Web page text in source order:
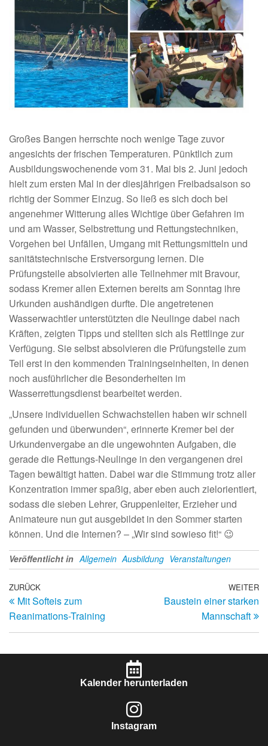
Großes Bangen herrschte noch wenige Tage zuvor
angesichts der frischen Temperaturen. Pünktlich zum
Ausbildungswochenende vom 31. Mai bis 2. Juni jedoch
hielt zum ersten Mal in der diesjährigen Freibadsaison so
richtig der Sommer Einzug. So ließ es sich doch bei
angenehmer Witterung alles Wichtige über Gefahren im
und am Wasser, Selbstrettung und Rettungstechniken,
Vorgehen bei Unfällen, Umgang mit Rettungsmitteln und
sanitätstechnische Erstversorgung lernen. Die
Prüfungsteile absolvierten alle Teilnehmer mit Bravour,
sodass Kremer allen Externen bereits am Sonntag ihre
Urkunden aushändigen durfte. Die angetretenen
Wasserwachtler unterstützten die Neulinge dabei nach
Kräften, zeigten Tipps und stellten sich als Rettlinge zur
Verfügung. Sie selbst absolvieren die Prüfungsteile zum
Teil erst in den kommenden Trainingseinheiten, in denen
noch ausführlicher die Besonderheiten im
Wasserrettungsdienst bearbeitet werden.
„Unsere individuellen Schwachstellen haben wir schnell
gefunden und überwunden“, erinnerte Kremer bei der
Urkundenvergabe an die ungewohnten Aufgaben, die
gerade die Rettungs-Neulinge in den vergangenen drei
Tagen bewältigt hatten. Dabei war die Stimmung trotz aller
Konzentration immer spaßig, aber eben auch zielorientiert,
sodass die sieben Lehrer, Gruppenleiter, Erzieher und
Animateure nun gut ausgebildet in den Sommer starten
können. Und die Internen? – „Wir sind sowieso fit!“ 😉
Veröffentlicht in Allgemein Ausbildung Veranstaltungen
ZURÜCK
Mit Softeis zum
Reanimations-Training
WEITER
Baustein einer starken
Mannschaft
Kalender herunterladen
Instagram